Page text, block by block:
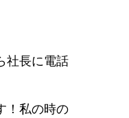
社長に電話
！私の時の